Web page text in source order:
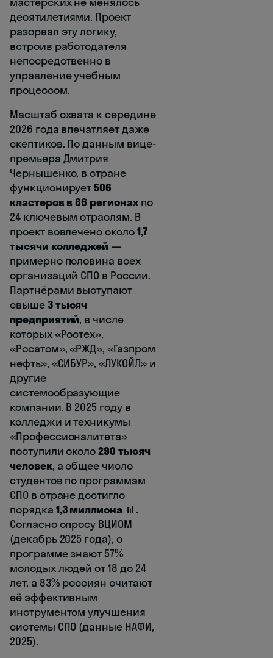
десятилетиями. Проект
разорвал эту логику,
встроив работодателя
непосредственно в
управление учебным
процессом.
Масштаб охвата к середине
2026 года впечатляет даже
скептиков. По данным вице-
премьера Дмитрия
Чернышенко, в стране
функционирует506
кластеров в 86 регионахпо
24 ключевым отраслям. В
проект вовлечено около1,7
тысячи колледжей —
примерно половина всех
организаций СПО в России.
Партнёрами выступают
свыше3 тысяч
предприятий, в числе
которых «Ростех»,
«Росатом», «РЖД», «Газпром
нефть», «СИБУР», «ЛУКОЙЛ» и
другие
системообразующие
компании. В 2025 году в
колледжи и техникумы
«Профессионалитета»
поступили около290 тысяч
человек, а общее число
студентов по программам
СПО в стране достигло
порядка 1,3 миллиона 📊.
Согласно опросу ВЦИОМ
(декабрь 2025 года), о
программе знают 57%
молодых людей от 18 до 24
лет, а 83% россиян считают
её эффективным
инструментом улучшения
системы СПО (данные НАФИ,
2025).